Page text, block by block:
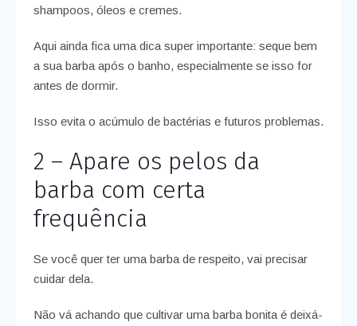
shampoos, óleos e cremes.
Aqui ainda fica uma dica super importante: seque bem
a sua barba após o banho, especialmente se isso for
antes de dormir.
Isso evita o acúmulo de bactérias e futuros problemas.
2 – Apare os pelos da
barba com certa
frequência
Se você quer ter uma barba de respeito, vai precisar
cuidar dela.
Não vá achando que cultivar uma barba bonita é deixá-